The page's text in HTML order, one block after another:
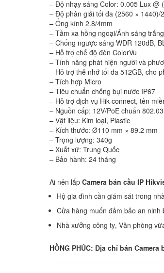
– Độ nhạy sáng Color: 0.005 Lux @
– Độ phân giải tối đa (2560 × 1440)/
– Ống kính 2.8/4mm
– Tầm xa hồng ngoại/Ánh sáng
– Chống ngược sáng WDR 120dB,
– Hỗ trợ chế độ đèn ColorVu
– Tính năng phát hiện người và
– Hỗ trợ thẻ nhớ tối đa 512GB, cho
– Tích hợp Micro
– Tiêu chuẩn chống bụi nước IP67
– Hỗ trợ dịch vụ Hik-connect, tên
– Nguồn cấp: 12V/PoE chuẩn
– Vật liệu: Kim loại, Plastic
– Kích thước: Ø110 mm × 89.2 mm
– Trọng lượng: 340g
– Xuất xứ: Trung Quốc
– Bảo hành: 24 tháng
Ai nên lắp Camera bán cầu IP
Hộ gia đình cần giám sát trong
Cửa hàng muốn đảm bảo an ninh
Nhà xưởng công ty, Văn phòng
HỒNG PHÚC: Địa chỉ bán